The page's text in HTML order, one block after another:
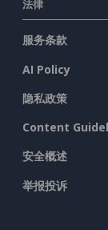
法律
服务条款
AI Policy
隐私政策
Content
安全概述
举报投诉